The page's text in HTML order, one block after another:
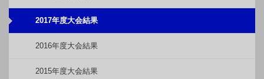
2017年度大会結果
2016年度大会結果
2015年度大会結果